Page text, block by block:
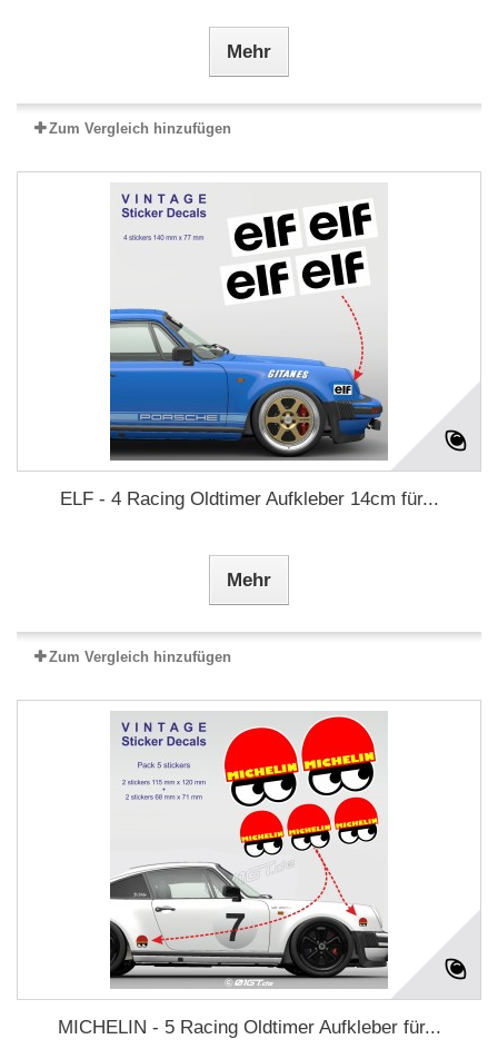
Mehr
Zum Vergleich hinzufügen
ELF - 4 Racing Oldtimer Aufkleber 14cm für...
Mehr
Zum Vergleich hinzufügen
MICHELIN - 5 Racing Oldtimer Aufkleber für...